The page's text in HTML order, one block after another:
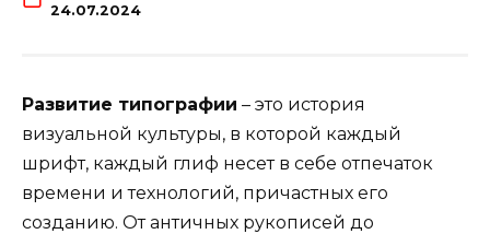
24.07.2024
Развитие типографии – это история
визуальной культуры, в которой каждый
шрифт, каждый глиф несет в себе отпечаток
времени и технологий, причастных его
созданию. От античных рукописей до